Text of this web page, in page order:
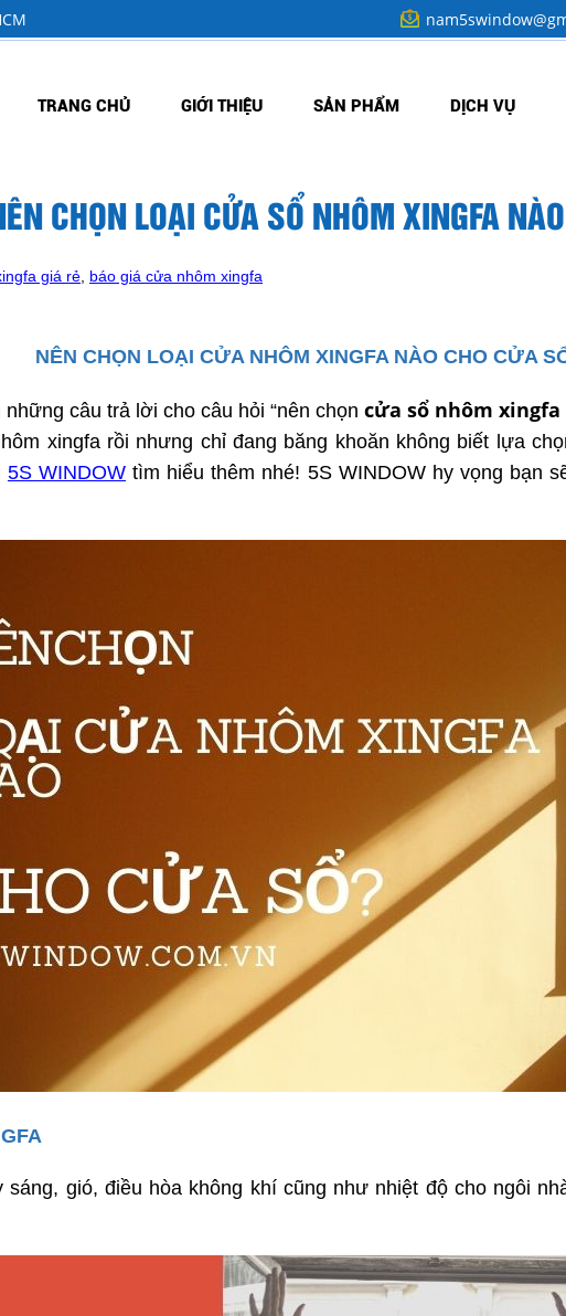
TRANG CHỦ GIỚI THIỆU SẢN PHẨM DỊCH VỤ
CHỌN LOẠI CỬA SỔ NHÔM XINGFA
giá rẻ, báo giá cửa nhôm xingfa
NÊN CHỌN LOẠI CỬA NHÔM XINGFA NÀO CHO CỬA
câu trả lời cho câu hỏi “nên chọncửa sổ nhôm xingfa
xingfa rồi nhưng chỉ đang băng khoăn không biết lựa
5S WINDOW tìm hiểu thêm nhé! 5S WINDOW hy vọng bạn
gió, điều hòa không khí cũng như nhiệt độ cho ngôi